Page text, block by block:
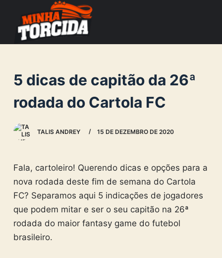
o
o
n
5 dicas de capitão da 26ª
rodada do Cartola FC
TALIS ANDREY 15 DE DEZEMBRO DE 2020
Fala, cartoleiro! Querendo dicas e opções para a
nova rodada deste fim de semana do Cartola
FC? Separamos aqui 5 indicações de jogadores
que podem mitar e ser o seu capitão na 26ª
rodada do maior fantasy game do futebol
brasileiro.